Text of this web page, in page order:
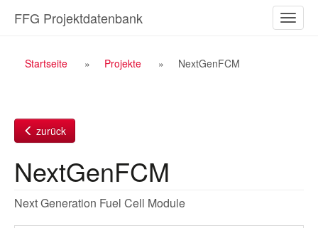
Inhalt
ein-/
FFG Projektdatenbank
Breadcrumb
Startseite Projekte NextGenFCM
zurück
NextGenFCM
Next Generation Fuel Cell Module